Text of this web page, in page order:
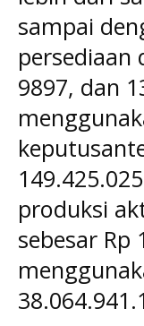
sampai
persediaan
9897, dan
produksi
sebesar